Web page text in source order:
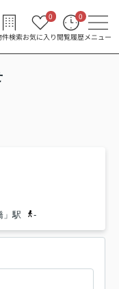
件検索お気に入り
0
閲覧履歴
0
メニュー
」駅 -